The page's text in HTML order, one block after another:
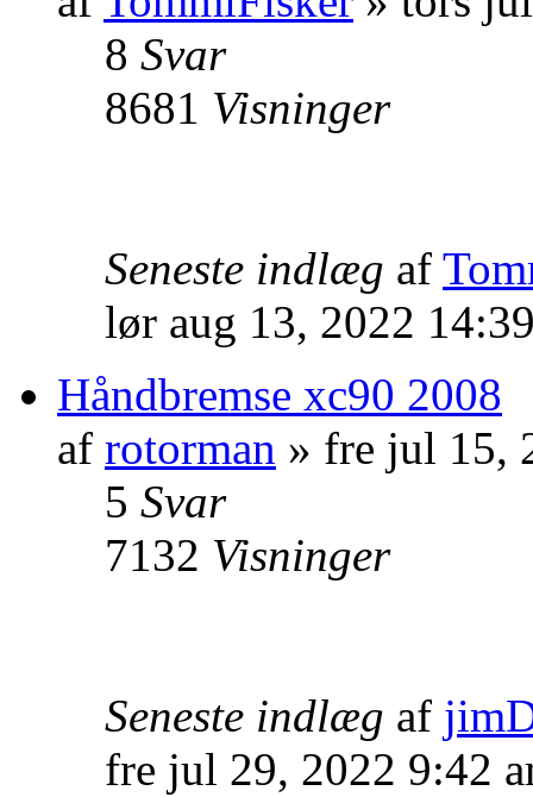
8 Svar
8681 Visninger
Seneste indlæg af
lør aug 13, 2022
Håndbremse xc90 2008
af rotorman » fre jul 15,
5 Svar
7132 Visninger
Seneste indlæg af
fre jul 29, 2022 9:42